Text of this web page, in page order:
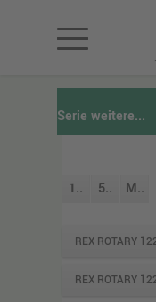
Serie weitere...
1.. 5.. M..
REX ROTARY
REX ROTARY